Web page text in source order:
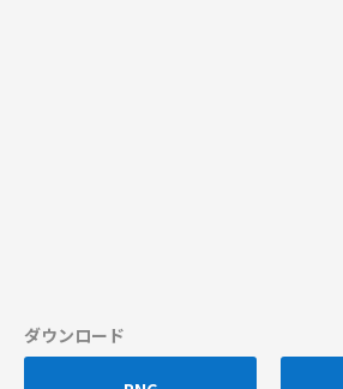
ダウンロード